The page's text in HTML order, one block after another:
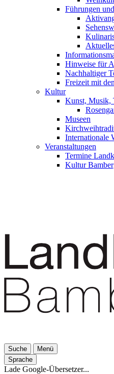
Führungen
Hinweise für
Nachhaltiger
Freizeit mit
Kultur
Kunst, Musik,
Museen
Internationale
Veranstaltungen
Termine
Kultur
Suche
Menü
Sprache
Lade Google-Übersetzer...